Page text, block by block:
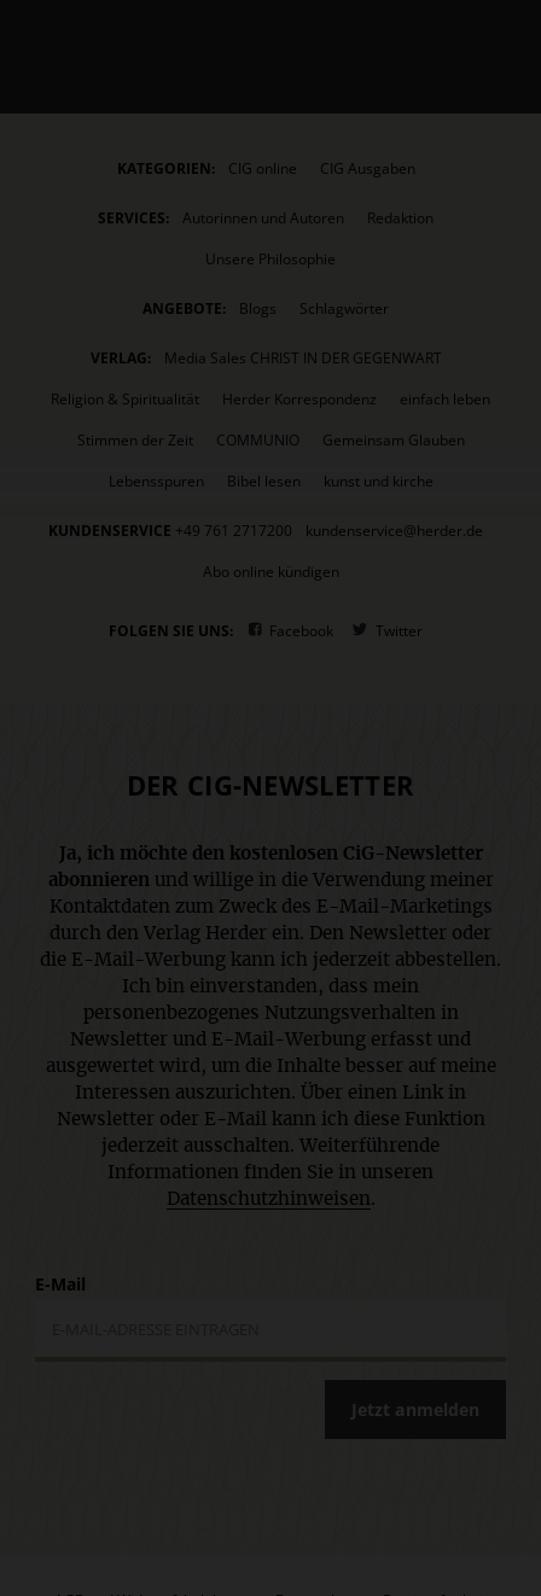
KATEGORIEN: CIG online CIG Ausgaben
SERVICES: Autorinnen und Autoren
Redaktion
Unsere Philosophie
ANGEBOTE: Blogs Schlagwörter
VERLAG:
Media Sales CHRIST IN DER GEGENWART
Religion & Spiritualität
Herder Korrespondenz
einfach leben
Stimmen der Zeit
COMMUNIO
Gemeinsam Glauben
Lebensspuren
Bibel lesen kunst und kirche
KUNDENSERVICE +49 761 2717200
kundenservice@herder.de
Abo online kündigen
FOLGEN SIE UNS: Facebook Twitter
DER CIG-NEWSLETTER
Ja, ich möchte den kostenlosen CiG-Newsletter
abonnieren und willige in die Verwendung meiner
Kontaktdaten zum Zweck des E-Mail-Marketings
durch den Verlag Herder ein. Den Newsletter oder
die E-Mail-Werbung kann ich jederzeit abbestellen.
Ich bin einverstanden, dass mein
personenbezogenes Nutzungsverhalten in
Newsletter und E-Mail-Werbung erfasst und
ausgewertet wird, um die Inhalte besser auf meine
Interessen auszurichten. Über einen Link in
Newsletter oder E-Mail kann ich diese Funktion
jederzeit ausschalten. Weiterführende
Informationen finden Sie in unseren
Datenschutzhinweisen .
E-Mail
Jetzt anmelden